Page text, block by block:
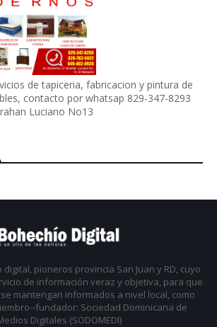
de tapiceria, fabricacion y pintura de
contacto por whatsap 829-347-8293
Luciano No13
pioneros provincia San Juan y RD, cuyo
de información veraz y objetiva, para que
mantengan informados a nivel local, como
fundador: Sociedad Dominicana de
Digitales (SODOMEDI)